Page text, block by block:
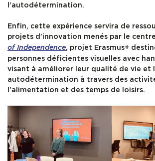
l’autodétermination.
Enfin, cette expérience servira de
projets d’innovation menés par le
of Independence, projet Erasmus+
personnes déficientes visuelles avec
visant à améliorer leur qualité de vie et
autodétermination à travers des
l’alimentation et des temps de loisirs.